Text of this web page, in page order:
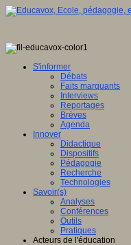
S'informer
Débats
Faits marquants
Interviews
Reportages
Brèves
Agenda
Innover
Didactique
Dispositifs
Pédagogie
Recherche
Technologies
Savoir(s)
Analyses
Conférences
Outils
Pratiques
Acteurs de l'éducation